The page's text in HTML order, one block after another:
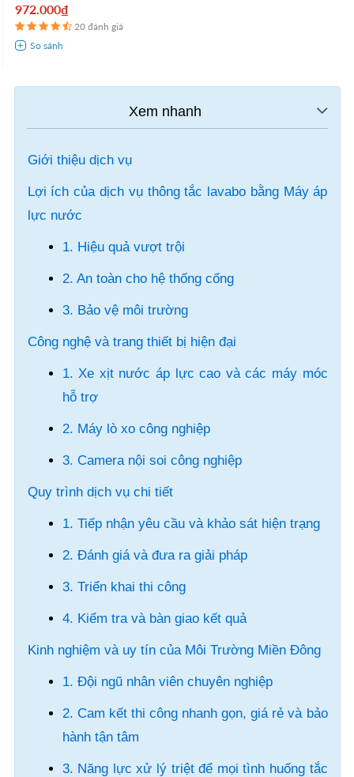
972.000₫
20 đánh giá
Giới thiệu dịch vụ
Lợi ích của dịch vụ thông tắc lavabo bằng Máy áp
lực nước
1. Hiệu quả vượt trội
2. An toàn cho hệ thống cống
3. Bảo vệ môi trường
Công nghệ và trang thiết bị hiện đại
1. Xe xịt nước áp lực cao và các máy móc
hỗ trợ
2. Máy lò xo công nghiệp
3. Camera nội soi công nghiệp
Quy trình dịch vụ chi tiết
1. Tiếp nhận yêu cầu và khảo sát hiện trạng
2. Đánh giá và đưa ra giải pháp
3. Triển khai thi công
4. Kiểm tra và bàn giao kết quả
Kinh nghiệm và uy tín của Môi Trường Miền Đông
1. Đội ngũ nhân viên chuyên nghiệp
2. Cam kết thi công nhanh gọn, giá rẻ và bảo
hành tận tâm
3. Năng lực xử lý triệt để mọi tình huống tắc